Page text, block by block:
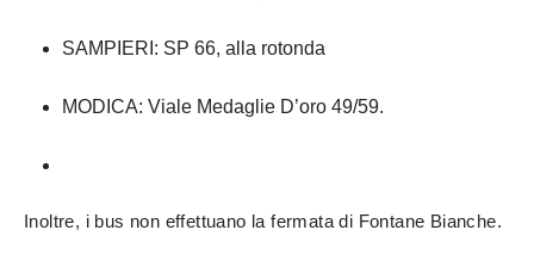
SAMPIERI: SP 66, alla rotonda
MODICA: Viale Medaglie D’oro 49/59.
Inoltre, i bus non effettuano la fermata di Fontane Bianche.